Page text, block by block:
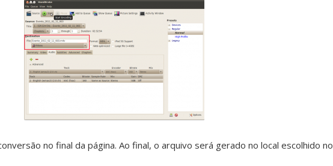
no final da página. Ao final, o arquivo será gerado no local escolhido no